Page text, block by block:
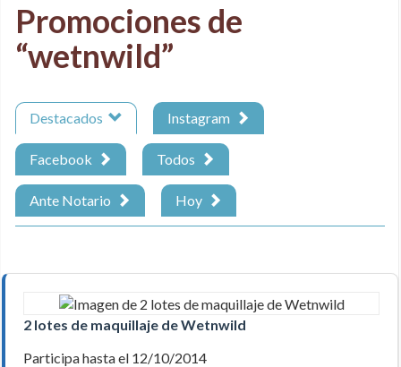
Promociones de
“wetnwild”
Destacados Instagram
Facebook Todos
Ante Notario Hoy
2 lotes de maquillaje de Wetnwild
Participa hasta el 12/10/2014